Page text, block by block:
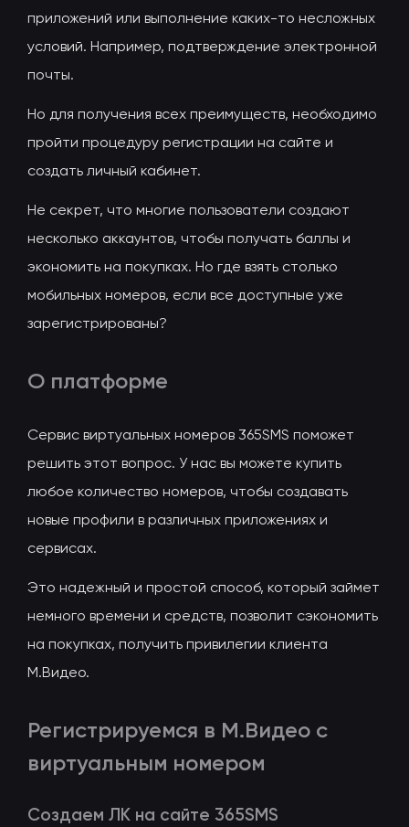
приложений или выполнение каких-то несложных
условий. Например, подтверждение электронной
почты.
Но для получения всех преимуществ, необходимо
пройти процедуру регистрации на сайте и
создать личный кабинет.
Не секрет, что многие пользователи создают
несколько аккаунтов, чтобы получать баллы и
экономить на покупках. Но где взять столько
мобильных номеров, если все доступные уже
зарегистрированы?
О платформе
Сервис виртуальных номеров 365SMS поможет
решить этот вопрос. У нас вы можете купить
любое количество номеров, чтобы создавать
новые профили в различных приложениях и
сервисах.
Это надежный и простой способ, который займет
немного времени и средств, позволит сэкономить
на покупках, получить привилегии клиента
М.Видео.
Регистрируемся в М.Видео с
виртуальным номером
Создаем ЛК на сайте 365SMS